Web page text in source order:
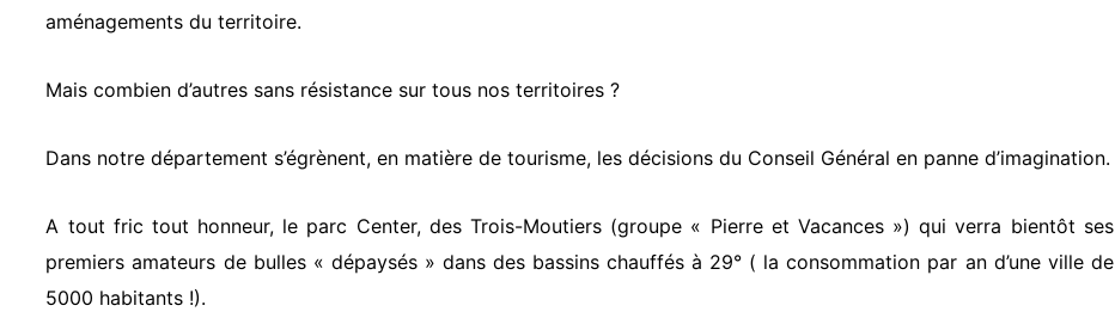
aménagements du territoire.
Mais combien d’autres sans résistance sur tous nos territoires ?
Dans notre département s’égrènent, en matière de tourisme, les décisions du Conseil Général en panne d’imagination.
A tout fric tout honneur, le parc Center, des Trois-Moutiers (groupe « Pierre et Vacances ») qui verra bientôt ses
premiers amateurs de bulles « dépaysés » dans des bassins chauffés à 29° ( la consommation par an d’une ville de
5000 habitants !).